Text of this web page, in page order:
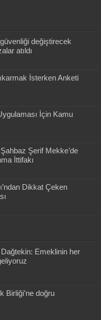
değiştirecek
atıldı
İsterken Anketi
İçin Kamu
Şerif Mekke’de
İttifakı
Dikkat Çeken
Emeklinin her
Birliği’ne doğru